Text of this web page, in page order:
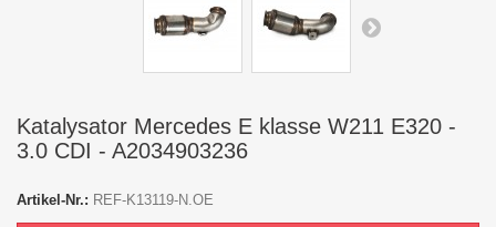
Katalysator Mercedes E klasse W211 E320 -
3.0 CDI - A2034903236
Artikel-Nr.: REF-K13119-N.OE